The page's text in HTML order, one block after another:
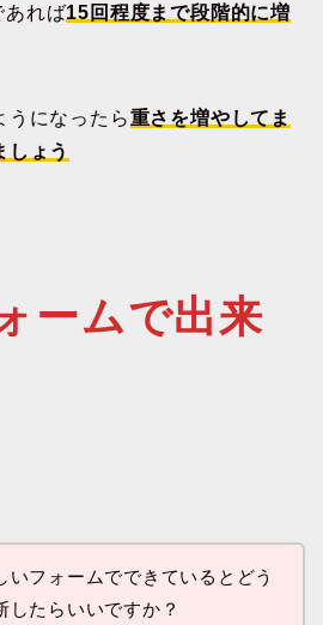
あれば15回程度まで段階的に増
うになったら重さを増やしてま
しょう
ームで出来
いフォームでできているとどう
したらいいですか？